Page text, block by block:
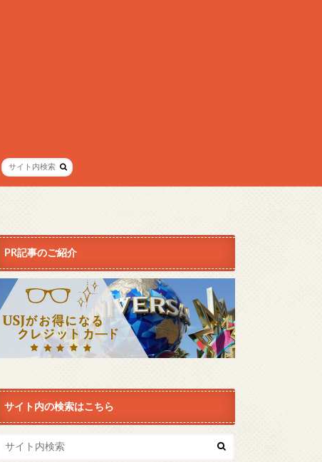
PR記事のご紹介
サイト内の検索はこちら